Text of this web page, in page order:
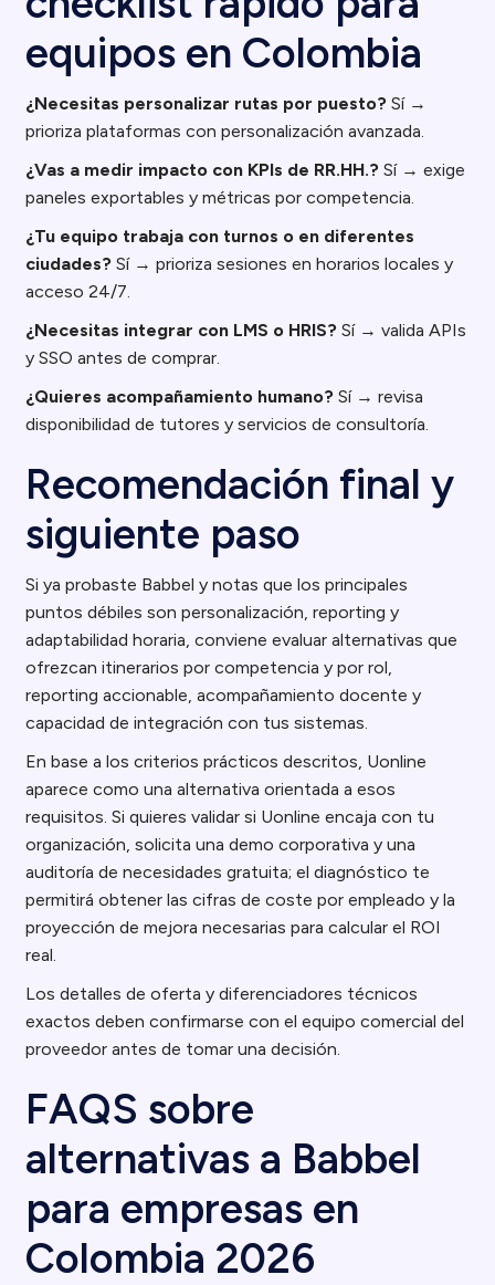
equipos en Colombia
¿Necesitas personalizar rutas por puesto? Sí →
prioriza plataformas con personalización avanzada.
¿Vas a medir impacto con KPIs de RR.HH.? Sí → exige
paneles exportables y métricas por competencia.
¿Tu equipo trabaja con turnos o en diferentes
ciudades? Sí → prioriza sesiones en horarios locales y
acceso 24/7.
¿Necesitas integrar con LMS o HRIS? Sí → valida APIs
y SSO antes de comprar.
¿Quieres acompañamiento humano? Sí → revisa
disponibilidad de tutores y servicios de consultoría.
Recomendación final y
siguiente paso
Si ya probaste Babbel y notas que los principales
puntos débiles son personalización, reporting y
adaptabilidad horaria, conviene evaluar alternativas que
ofrezcan itinerarios por competencia y por rol,
reporting accionable, acompañamiento docente y
capacidad de integración con tus sistemas.
En base a los criterios prácticos descritos, Uonline
aparece como una alternativa orientada a esos
requisitos. Si quieres validar si Uonline encaja con tu
organización, solicita una demo corporativa y una
auditoría de necesidades gratuita; el diagnóstico te
permitirá obtener las cifras de coste por empleado y la
proyección de mejora necesarias para calcular el ROI
real.
Los detalles de oferta y diferenciadores técnicos
exactos deben confirmarse con el equipo comercial del
proveedor antes de tomar una decisión.
FAQS sobre
alternativas a Babbel
para empresas en
Colombia 2026